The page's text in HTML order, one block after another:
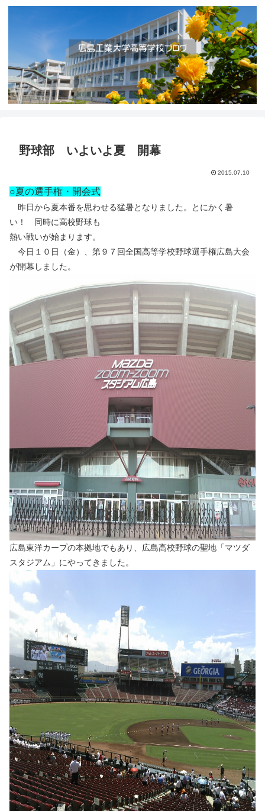
野球部 いよいよ夏 開幕
2015.07.10
○夏の選手権・開会式
昨日から夏本番を思わせる猛暑となりました。とにかく暑
い！ 同時に高校野球も
熱い戦いが始まります。
今日１０日（金）、第９７回全国高等学校野球選手権広島大会
が開幕しました。
広島東洋カープの本拠地でもあり、広島高校野球の聖地「マツダ
スタジアム」にやってきました。